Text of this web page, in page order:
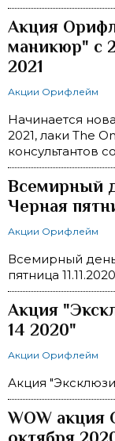
Акция
маникюр" с
2021
Акции Орифлейм
Начинается
2021, лаки The
консультантов
Всемирный
Черная
Акции Орифлейм
Всемирный
пятница 11.11.2020
Акция
14 2020"
Акции Орифлейм
Акция
WOW акция